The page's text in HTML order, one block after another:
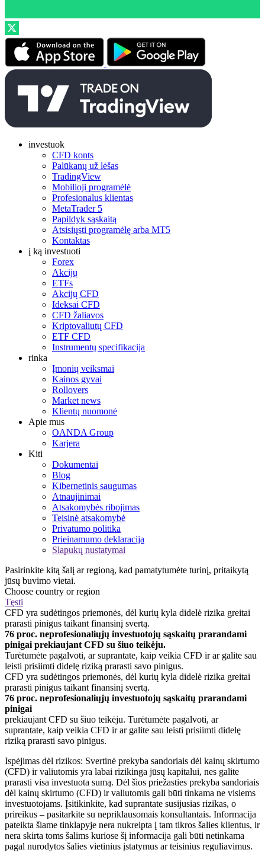
investuok
CFD konts
Palūkanų už lėšas
TradingView
Mobilioji programėlė
Profesionalus klientas
MetaTrader 5
Papildyk sąskaitą
Atsisiųsti programėlę arba MT5
Kontaktas
į ką investuoti
Forex
Akcijų
ETFs
Akcijų CFD
Ideksai CFD
CFD žaliavos
Kriptovaliutų CFD
ETF CFD
Instrumentų specifikacija
rinka
Įmonių veiksmai
Kainos gyvai
Rollovers
Market news
Klientų nuomonė
Apie mus
OANDA Group
Karjera
Kiti
Dokumentai
Blog
Kibernetinis saugumas
Atnaujinimai
Atsakomybės ribojimas
Teisinė atsakomybė
Privatumo politika
Prieinamumo deklaracija
Slapukų nustatymai
Pasirinkite kitą šalį ar regioną, kad pamatytumėte turinį, pritaikytą
jūsų buvimo vietai.
Choose country or region
Tęsti
CFD yra sudėtingos priemonės, dėl kurių kyla didelė rizika greitai
prarasti pinigus taikant finansinį svertą.
76 proc. neprofesionaliųjų investuotojų sąskaitų prarandami
pinigai prekiaujant CFD su šiuo teikėju.
Turėtumėte pagalvoti, ar suprantate, kaip veikia CFD ir ar galite sau
leisti prisiimti didelę riziką prarasti savo pinigus.
CFD yra sudėtingos priemonės, dėl kurių kyla didelė rizika greitai
prarasti pinigus taikant finansinį svertą.
76 proc. neprofesionaliųjų investuotojų sąskaitų prarandami
pinigai
prekiaujant CFD su šiuo teikėju. Turėtumėte pagalvoti, ar
suprantate, kaip veikia CFD ir ar galite sau leisti prisiimti didelę
riziką prarasti savo pinigus.
Ispėjimas dėl rizikos: Svertinė prekyba sandoriais dėl kainų skirtumo
(CFD) ir valiutomis yra labai rizikinga jūsų kapitalui, nes galite
prarasti visa investuota sumą. Dėl šios priežasties prekyba sandoriais
dėl kainų skirtumo (CFD) ir valiutomis gali būti tinkama ne visiems
investuotojams. Įsitikinkite, kad suprantate susijusias rizikas, o
prireikus – pasitarkite su nepriklausomais konsultantais. Informacija
pateikta šiame tinklapyje nera nukreipta į tam tikros šalies klientus, ir
nera skirta toms šalims kuriose šį informacija gali būti netinkama
pagal nurodytos šalies vietinius įstatymus ar teisinius reguliavimus.